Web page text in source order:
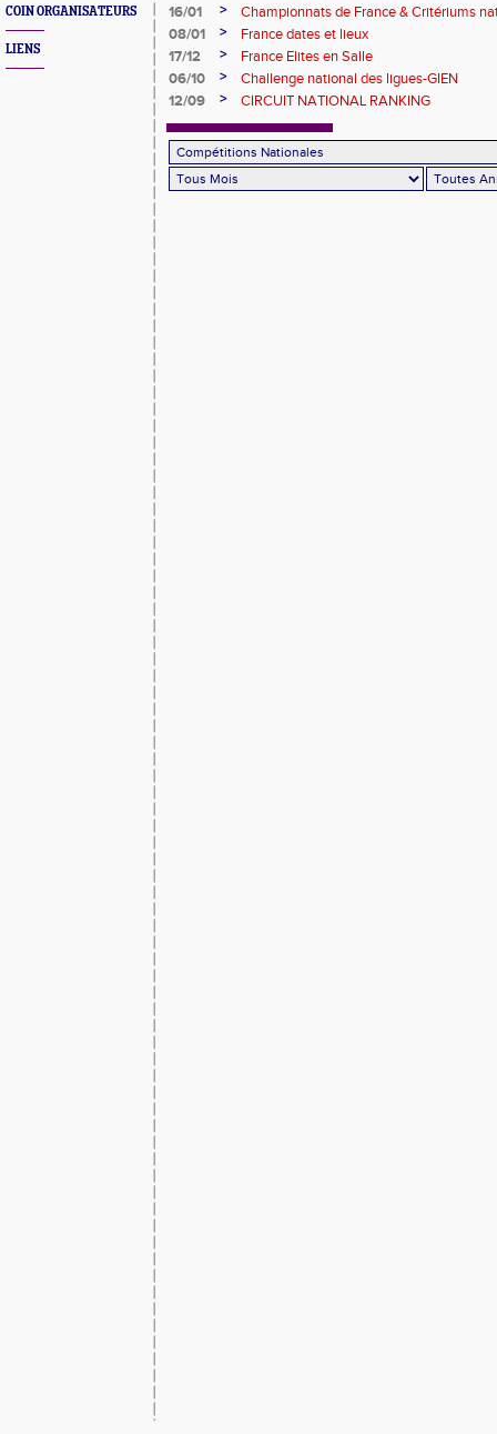
COIN ORGANISATEURS
LIENS
16/01
>
Championnats de France & Critériums
LENS 2026
08/01 >
France dates et lieux
17/12
>
France Elites en Salle
06/10
>
Challenge national des ligues-GIEN
12/09
> CIRCUIT NATIONAL RANKING